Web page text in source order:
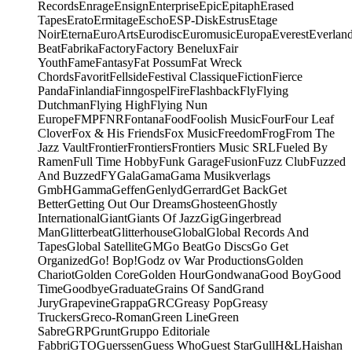
RecordsEnrageEnsignEnterpriseEpicEpitaphErased
TapesEratoErmitageEschoESP-DiskEstrusEtage
NoirEternaEuroArtsEurodiscEuromusicEuropaEverest
BeatFabrikaFactoryFactory BeneluxFair
YouthFameFantasyFat PossumFat Wreck
ChordsFavoritFellsideFestival ClassiqueFictionFierce
PandaFinlandiaFinngospelFireFlashbackFlyFlying
DutchmanFlying HighFlying Nun
EuropeFMPFNRFontanaFoodFoolish MusicFourFour Leaf
CloverFox & His FriendsFox MusicFreedomFrogFrom The
Jazz VaultFrontierFrontiersFrontiers Music SRLFueled By
RamenFull Time HobbyFunk GarageFusionFuzz ClubFuzzed
And BuzzedFYGalaGamaGama Musikverlags
GmbHGammaGeffenGenlydGerrardGet BackGet
BetterGetting Out Our DreamsGhosteenGhostly
InternationalGiantGiants Of JazzGigGingerbread
ManGlitterbeatGlitterhouseGlobalGlobal Records And
TapesGlobal SatelliteGMGo BeatGo DiscsGo Get
OrganizedGo! Bop!Godz ov War ProductionsGolden
ChariotGolden CoreGolden HourGondwanaGood BoyGood
TimeGoodbyeGraduateGrains Of SandGrand
JuryGrapevineGrappaGRCGreasy PopGreasy
TruckersGreco-RomanGreen LineGreen
SabreGRPGruntGruppo Editoriale
FabbriGTOGuerssenGuess WhoGuest StarGullH&LHaishan